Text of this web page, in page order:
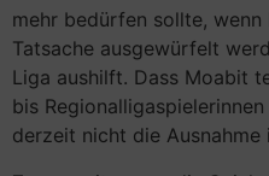
mehr bedürfen sollte,
Tatsache ausgewürfelt
Liga aushilft. Dass Moabit
bis
derzeit nicht die Ausnahme